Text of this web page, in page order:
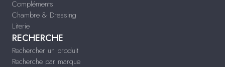
Compléments
Chambre & Dressing
Literie
RECHERCHE
Rechercher un produit
Recherche par marque